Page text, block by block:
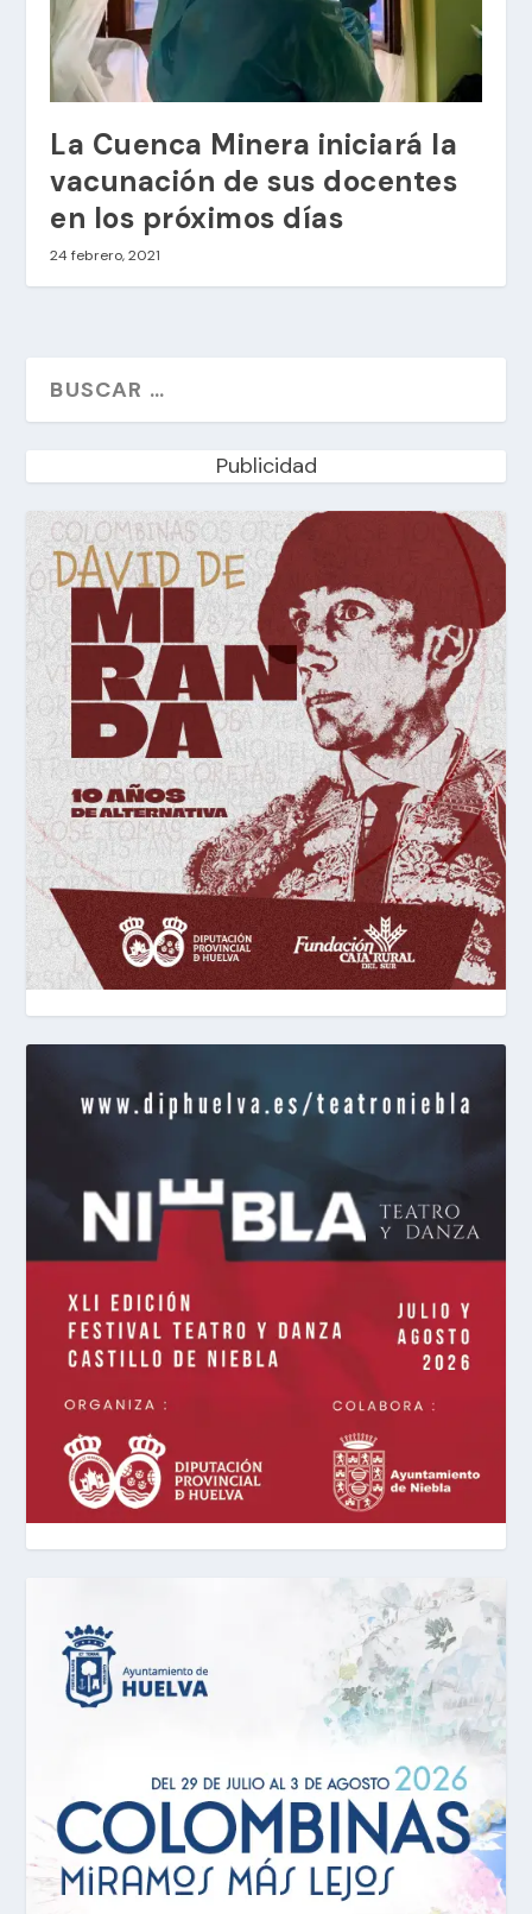
La Cuenca Minera iniciará la
vacunación de sus docentes
en los próximos días
24 febrero, 2021
Publicidad